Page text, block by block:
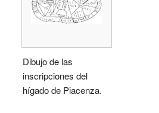
Dibujo de las
inscripciones del
hígado de Piacenza.